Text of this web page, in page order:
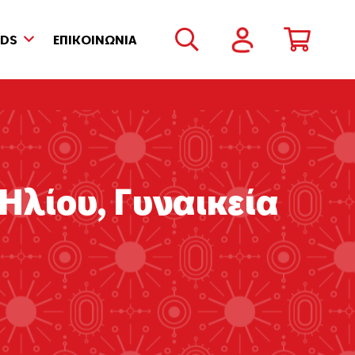
ΕΠΙΚΟΙΝΩΝΙΑ
,Γυναικεία